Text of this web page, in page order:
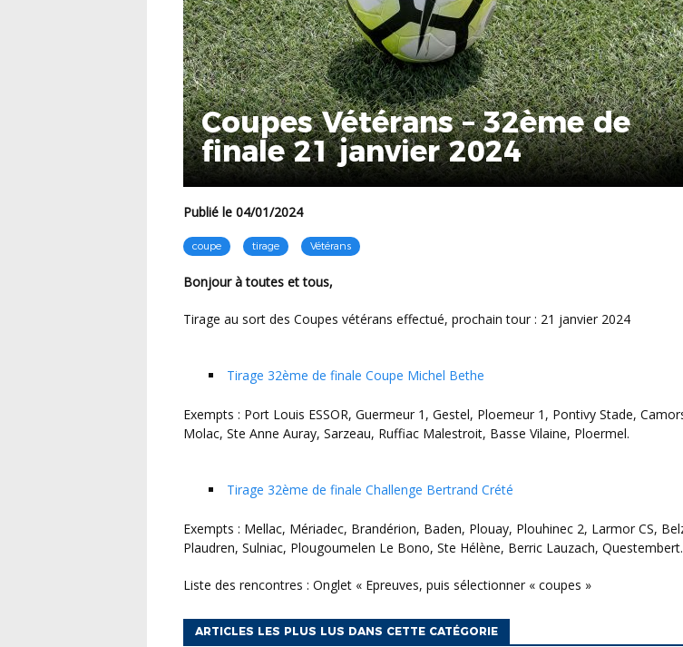
Coupes Vétérans – 32ème de
finale 21 janvier 2024
Publié le 04/01/2024
coupe tirage Vétérans
Bonjour à toutes et tous,
Tirage au sort des Coupes vétérans effectué, prochain tour : 21 janvier 2024
Tirage 32ème de finale Coupe Michel Bethe
Exempts : Port Louis ESSOR, Guermeur 1, Gestel, Ploemeur 1, Pontivy Stade, Camors, Larre
Molac, Ste Anne Auray, Sarzeau, Ruffiac Malestroit, Basse Vilaine, Ploermel.
Tirage 32ème de finale Challenge Bertrand Crété
Exempts : Mellac, Mériadec, Brandérion, Baden, Plouay, Plouhinec 2, Larmor CS, Belz Loisirs,
Plaudren, Sulniac, Plougoumelen Le Bono, Ste Hélène, Berric Lauzach, Questembert.
Liste des rencontres : Onglet « Epreuves, puis sélectionner « coupes »
ARTICLES LES PLUS LUS DANS CETTE CATÉGORIE